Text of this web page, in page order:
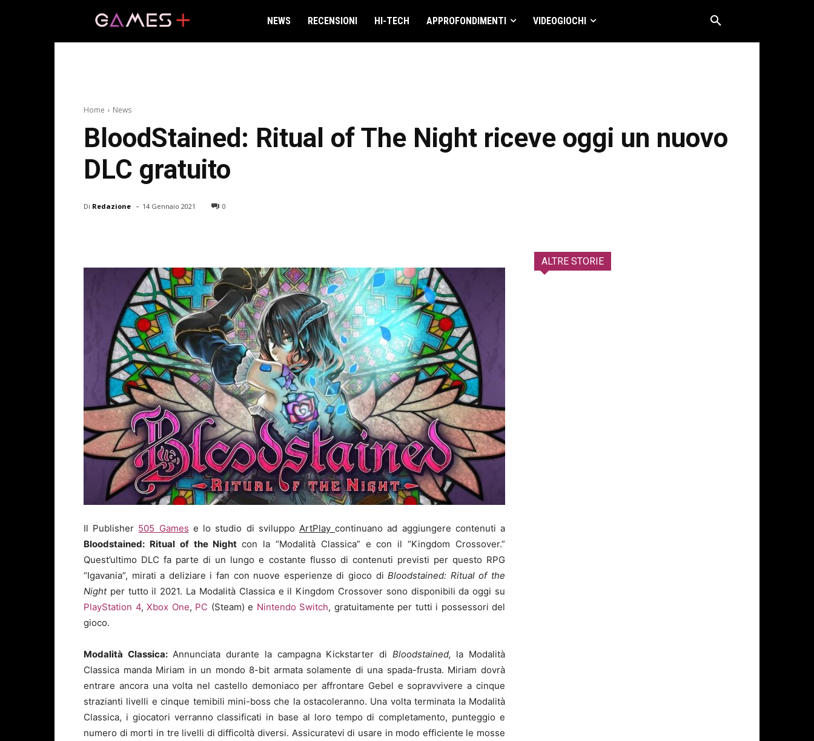
NEWS RECENSIONI HI-TECH APPROFONDIMENTI VIDEOGIOCHI
Home News
BloodStained: Ritual of The Night riceve oggi un nuovo
DLC gratuito
Di Redazione - 14 Gennaio 2021 0
Il Publisher 505 Games e lo studio di sviluppo ArtPlay continuano ad aggiungere contenuti a
Bloodstained: Ritual of the Night con la “Modalità Classica” e con il “Kingdom Crossover.”
Quest’ultimo DLC fa parte di un lungo e costante flusso di contenuti previsti per questo RPG
“Igavania”, mirati a deliziare i fan con nuove esperienze di gioco diBloodstained: Ritual of the
Night per tutto il 2021. La Modalità Classica e il Kingdom Crossover sono disponibili da oggi su
PlayStation 4, Xbox One, PC (Steam) e Nintendo Switch, gratuitamente per tutti i possessori del
gioco.
Modalità Classica:Annunciata durante la campagna Kickstarter di Bloodstained, la Modalità
Classica manda Miriam in un mondo 8-bit armata solamente di una spada-frusta. Miriam dovrà
entrare ancora una volta nel castello demoniaco per affrontare Gebel e sopravvivere a cinque
strazianti livelli e cinque temibili mini-boss che la ostacoleranno. Una volta terminata la Modalità
Classica, i giocatori verranno classificati in base al loro tempo di completamento, punteggio e
numero di morti in tre livelli di difficoltà diversi. Assicuratevi di usare in modo efficiente le mosse
ALTRE STORIE